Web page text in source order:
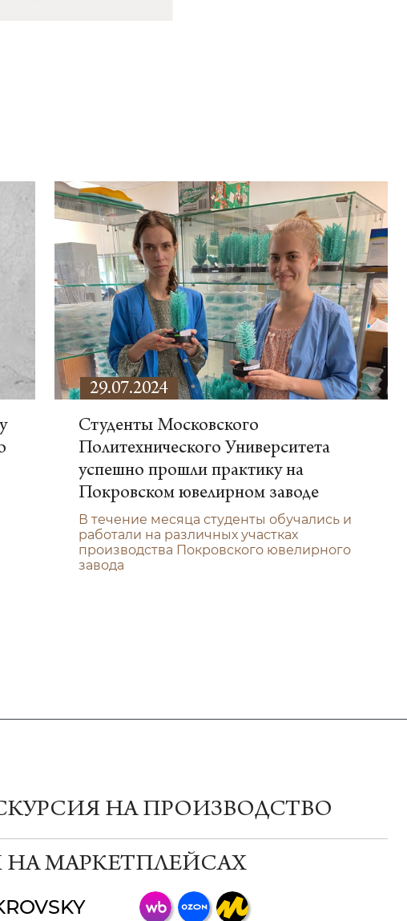
29.07.2024
Студенты Московского
Политехнического Университета
успешно прошли практику на
Покровском ювелирном заводе
В течение месяца студенты обучались и
работали на различных участках
производства Покровского ювелирного
завода
НА ПРОИЗВОДСТВО
МАРКЕТПЛЕЙСАХ